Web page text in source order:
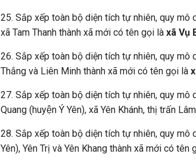
25. Sắp xếp toàn bộ diện tích tự nhiên, quy mô
xã Tam Thanh thành xã mới có tên gọi là xã Vụ
26. Sắp xếp toàn bộ diện tích tự nhiên, quy mô
Thắng và Liên Minh thành xã mới có tên gọi là
27. Sắp xếp toàn bộ diện tích tự nhiên, quy mô
Quang (huyện Ý Yên), xã Yên Khánh, thị trấn
28. Sắp xếp toàn bộ diện tích tự nhiên, quy mô
Yên), Yên Trị và Yên Khang thành xã mới có tên